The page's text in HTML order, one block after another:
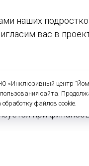
«Инклюзивный центр "Йом-
сайта.
обработку файлов cookie.
наших
вас в
при